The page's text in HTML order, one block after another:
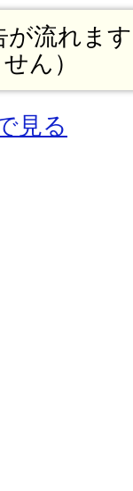
流れま
ん）
見る